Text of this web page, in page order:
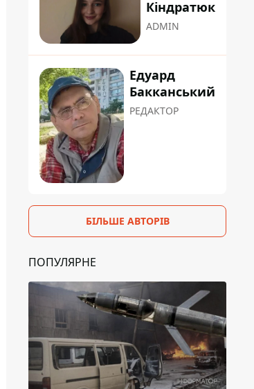
Кіндратюк
ADMIN
Едуард
Бакканський
РЕДАКТОР
БІЛЬШЕ АВТОРІВ
ПОПУЛЯРНЕ